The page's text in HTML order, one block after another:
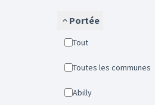
Portée
Tout
Toutes les communes
Abilly